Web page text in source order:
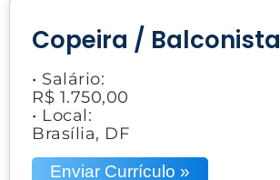
Copeira / Balconista
• Salário:
R$ 1.750,00
• Local:
Brasília, DF
Enviar Currículo »